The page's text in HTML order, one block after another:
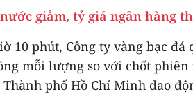
giảm, tỷ giá ngân hàng
10 phút, Công ty vàng bạc
mỗi lượng so với chốt
phố Hồ Chí Minh dao